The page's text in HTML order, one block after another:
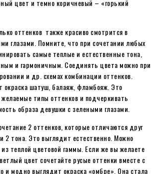
цвет и темно коричневый – «горький
оттенков также красиво смотрится в
глазами. Помните, что при сочетании любых
самые теплые и естественные тона,
и гармоничным. Соединять цвета можно при
и др. схемах комбинации оттенков.
окраска шатуш, балаяж, фламбояж. Это
типы оттенков и подчеркивать
образа девушки с зелеными глазами.
2 оттенков, которые отличаются друг
2 тона. Это выглядит естественно. Можно
теплой цветовой гаммы. Если же вы желаете
цвет сочетайте русые оттенки вместе с
модно выглядит окраска «омбре». Она стала